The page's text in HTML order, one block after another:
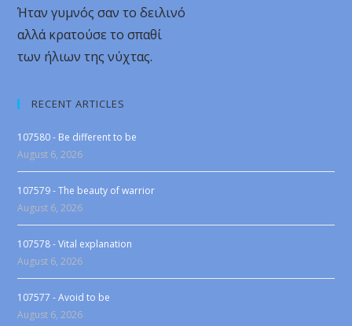
Ήταν γυμνός σαν το δειλινό
αλλά κρατούσε το σπαθί
των ήλιων της νύχτας.
RECENT ARTICLES
107580 - Be different to be
August 6, 2026
107579 - The beauty of warrior
August 6, 2026
107578 - Vital explanation
August 6, 2026
107577 - Avoid to be
August 6, 2026